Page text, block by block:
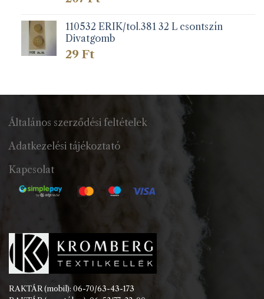
110532 ERIK/tol.381 32 L csontszín
Divatgomb
29 Ft
Általános szerződési feltételek
Adatkezelési tájékoztató
Kapcsolat
RAKTÁR (mobil): 06-70/63-43-173